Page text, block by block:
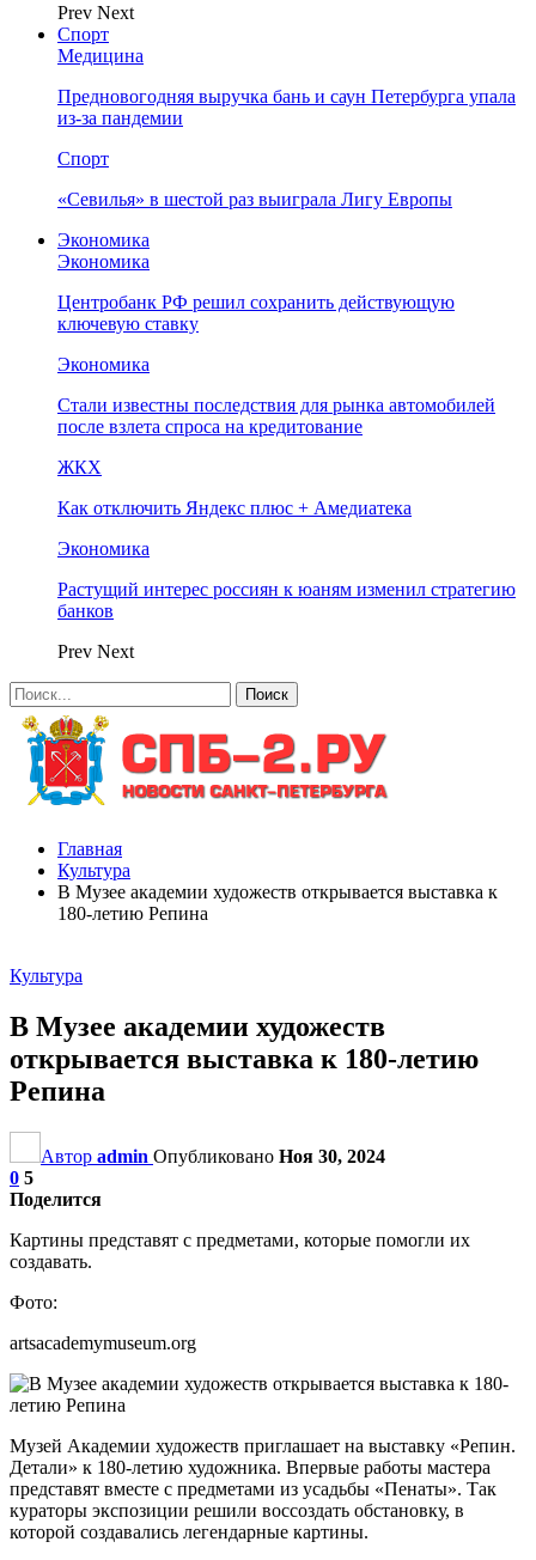
Prev Next
Спорт
Медицина
Предновогодняя выручка бань и саун Петербурга упала
из-за пандемии
Спорт
«Севилья» в шестой раз выиграла Лигу Европы
Экономика
Экономика
Центробанк РФ решил сохранить действующую
ключевую ставку
Экономика
Стали известны последствия для рынка автомобилей
после взлета спроса на кредитование
ЖКХ
Как отключить Яндекс плюс + Амедиатека
Экономика
Растущий интерес россиян к юаням изменил стратегию
банков
Prev Next
Главная
Культура
В Музее академии художеств открывается выставка к
180-летию Репина
Культура
В Музее академии художеств
открывается выставка к 180-летию
Репина
Автор admin Опубликовано Ноя 30, 2024
0 5
Поделится
Картины представят с предметами, которые помогли их
создавать.
Фото:
artsacademymuseum.org
Музей Академии художеств приглашает на выставку «Репин.
Детали» к 180-летию художника. Впервые работы мастера
представят вместе с предметами из усадьбы «Пенаты». Так
кураторы экспозиции решили воссоздать обстановку, в
которой создавались легендарные картины.